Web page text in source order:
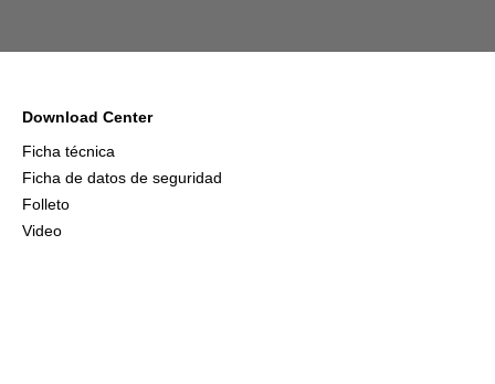
Download Center
Ficha técnica
Ficha de datos de seguridad
Folleto
Video